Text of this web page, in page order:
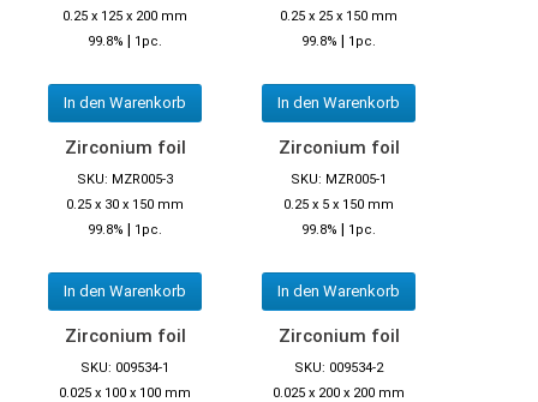
0.25 x 125 x 200 mm
99.8% | 1pc.
In den Warenkorb
0.25 x 25 x 150 mm
99.8% | 1pc.
In den Warenkorb
Zirconium foil
SKU: MZR005-3
0.25 x 30 x 150 mm
99.8% | 1pc.
In den Warenkorb
Zirconium foil
SKU: MZR005-1
0.25 x 5 x 150 mm
99.8% | 1pc.
In den Warenkorb
Zirconium foil
SKU: 009534-1
0.025 x 100 x 100 mm
Zirconium foil
SKU: 009534-2
0.025 x 200 x 200 mm